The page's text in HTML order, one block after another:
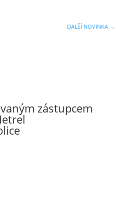
DALŠÍ NOVINKA →
zástupcem